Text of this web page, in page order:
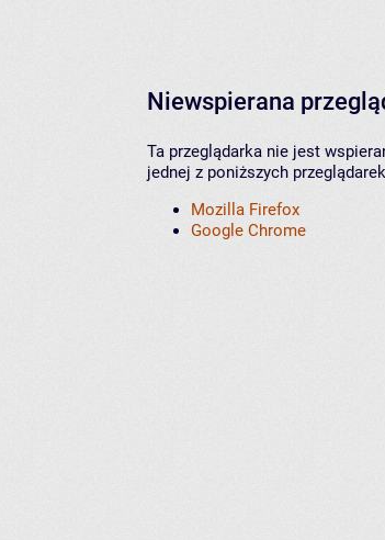
Niewspierana
Ta przeglądarka nie jest
jednej z poniższych
Mozilla Firefox
Google Chrome